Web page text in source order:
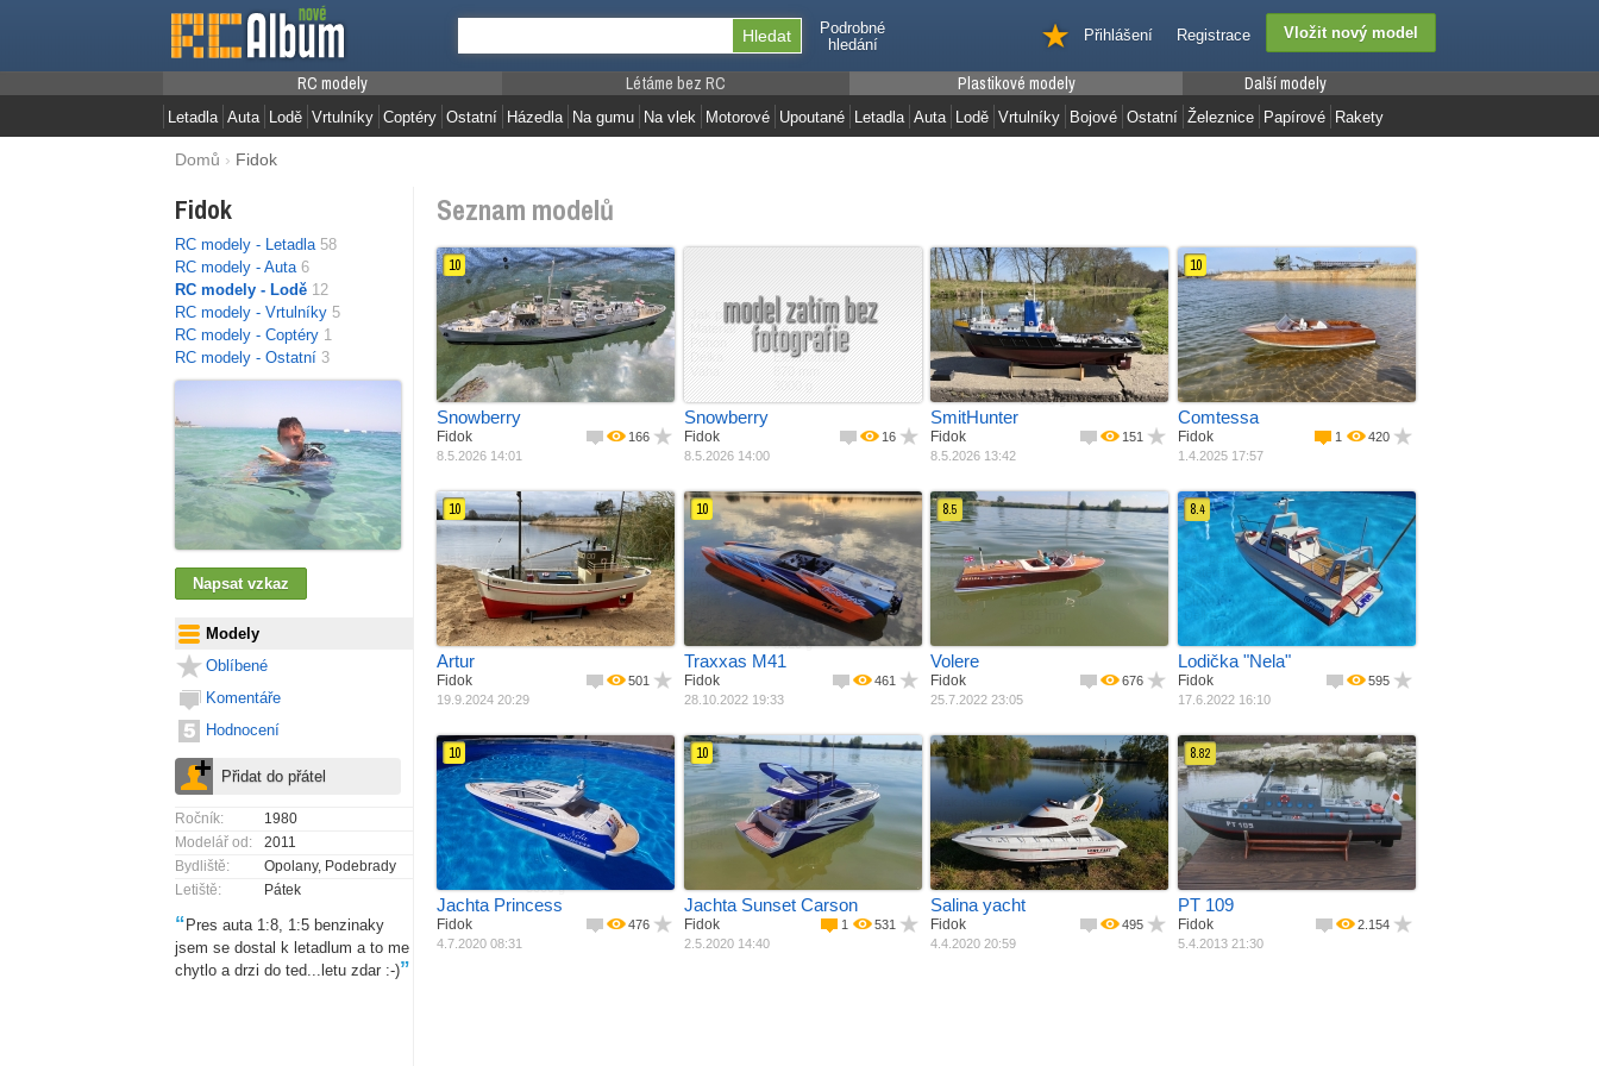
Podrobné
hledání
Registrace
Přihlášení
RC modely
Letadla Auta Lodě Vrtulníky Coptéry Ostatní
Létáme bez RC
Házedla Na gumu Na vlek Motorové Upoutané
Plastikové modely
Letadla Auta Lodě Vrtulníky Bojové Ostatní
Další modely
Železnice Papírové Rakety
Domů › Fidok
Fidok
RC modely - Letadla 58
RC modely - Auta 6
RC modely - Lodě 12
RC modely - Vrtulníky 5
RC modely - Coptéry 1
RC modely - Ostatní 3
Modely
Oblíbené
Komentáře
Hodnocení
Ročník:
1980
Modelář od:
2011
Bydliště:
Opolany, Podebrady
Letiště:
Pátek
“ Pres auta 1:8, 1:5 benzinaky
jsem se dostal k letadlum a to me
chytlo a drzi do ted...letu zdar :-)”
Seznam modelů
Jak postaveno
Ze stavebnice
Materiál
Jiný materiál
Pohon
Elektromotor
Délka
870 mm
Váha
3000 g
10
Snowberry
166
Fidok
8.5.2026 14:01
Jak postaveno
Ze stavebnice
Materiál
Jiný materiál
Pohon
Elektromotor
Délka
870 mm
Váha
3000 g
Snowberry
16
Fidok
8.5.2026 14:00
Jak postaveno
Ze stavebnice
Materiál
Laminát + balza
Pohon
Elektromotor
Šířka
235 mm
Délka
1035 mm
Váha
10000 g
SmitHunter
151
Fidok
8.5.2026 13:42
Jak postaveno
Ze stavebnice
Materiál
Balza + potah
Pohon
Elektromotor
Délka
1250 mm
Váha
6000 g
10
Comtessa
1 420
Fidok
1.4.2025 17:57
Jak postaveno
Ze stavebnice
Materiál
Balza + potah
Pohon
Elektromotor
10
Artur
501
Fidok
19.9.2024 20:29
Jak postaveno
Již hotový model
Materiál
Celokompozit
Pohon
Elektromotor
267 mm
1030 mm
5320 g
10
Traxxas M41
461
Fidok
28.10.2022 19:33
Jak postaveno
Již hotový model
Materiál
Laminát + balza
Pohon
Elektromotor
Šířka
8.5
Volere
676
Fidok
25.7.2022 23:05
Jak postaveno
Vlastní konstrukce
Materiál
Jiný materiál
Pohon
Elektromotor
Šířka
160 mm
Délka
540 mm
8.4
Lodička "Nela"
595
Fidok
17.6.2022 16:10
Jak postaveno
Ze stavebnice
Materiál
Laminát + balza
Pohon
Elektromotor
Šířka
250 mm
Délka
960 mm
Váha
3000 g
10
Jachta Princess
476
Fidok
4.7.2020 08:31
Jak postaveno
Již hotový model
Materiál
Laminát + balza
Pohon
Elektromotor
670 mm
10
Jachta Sunset Carson
1 531
Fidok
2.5.2020 14:40
Jak postaveno
Ze stavebnice
Materiál
Jiný materiál
Pohon
Elektromotor
Šířka
195 mm
Délka
750 mm
Salina yacht
495
Fidok
4.4.2020 20:59
Materiál
Jiný materiál
Pohon
Elektromotor
Šířka
910 mm
Váha
1800 g
8.82
PT 109
2.154
Fidok
5.4.2013 21:30